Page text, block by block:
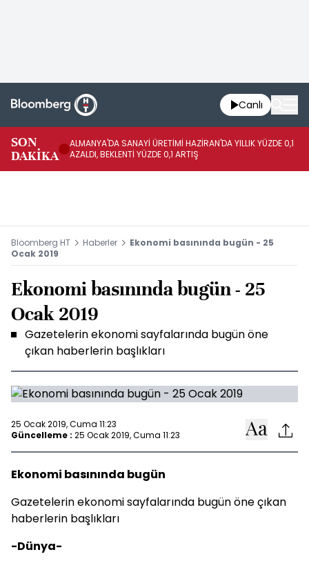
Canlı
SON
DAKİKA
ALMANYA'DA SANAYİ ÜRETİMİ HAZİRAN'DA YILLIK YÜZDE 0,1
AZALDI, BEKLENTİ YÜZDE 0,1 ARTIŞ
Bloomberg HT Haberler
Ekonomi basınında bugün - 25
Ocak 2019
Ekonomi basınında bugün - 25
Ocak 2019
Gazetelerin ekonomi sayfalarında bugün öne
çıkan haberlerin başlıkları
25 Ocak 2019, Cuma 11:23
Güncelleme : 25 Ocak 2019, Cuma 11:23
Ekonomi basınında bugün
Gazetelerin ekonomi sayfalarında bugün öne çıkan
haberlerin başlıkları
-Dünya-